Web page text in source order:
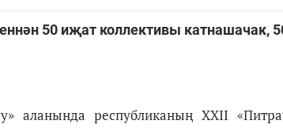
50 иҗат коллективы катнашачак,
республиканың XXII